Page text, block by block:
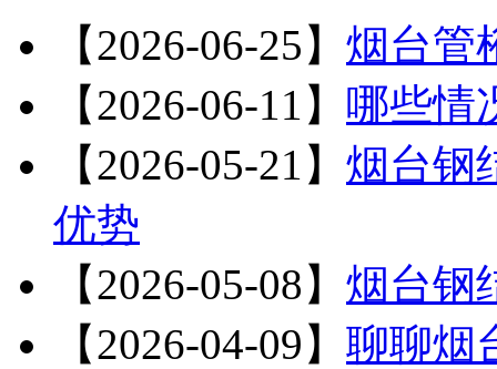
【2026-06-25】 烟台管
【2026-06-11】 哪些情
【2026-05-21】 烟台钢
优势
【2026-05-08】 烟台钢
【2026-04-09】 聊聊烟